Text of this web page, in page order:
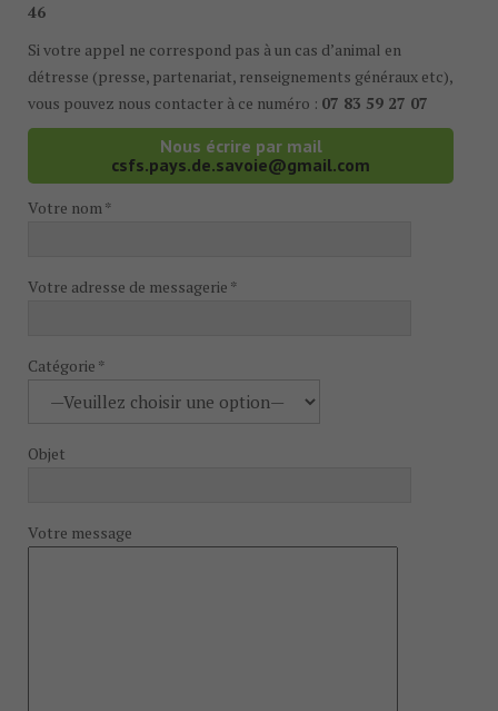
46
Si votre appel ne correspond pas à un cas d’animal en
détresse (presse, partenariat, renseignements généraux etc),
vous pouvez nous contacter à ce numéro : 07 83 59 27 07
Nous écrire par mail
csfs.pays.de.savoie@gmail.com
Votre nom *
Votre adresse de messagerie *
Catégorie *
Objet
Votre message